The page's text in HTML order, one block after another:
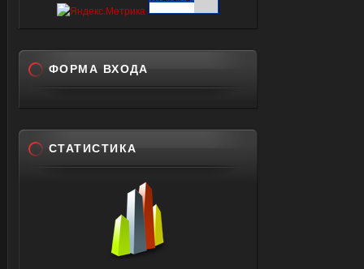
ФОРМА ВХОДА
СТАТИСТИКА